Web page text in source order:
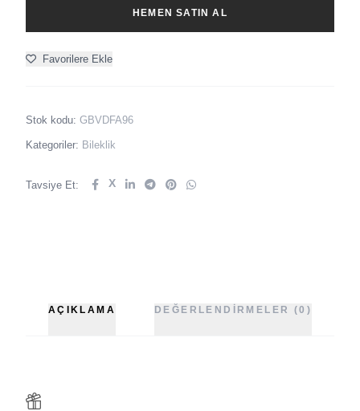
HEMEN SATIN AL
Favorilere Ekle
Stok kodu: GBVDFA96
Kategoriler: Bileklik
Tavsiye Et: X
AÇIKLAMA DEĞERLENDIRMELER (0)